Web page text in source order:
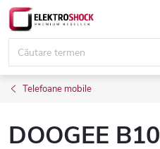
Treci
conținut
Telefoane mobile
DOOGEE B10